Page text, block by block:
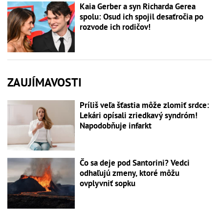
Kaia Gerber a syn Richarda Gerea
spolu: Osud ich spojil desaťročia po
rozvode ich rodičov!
ZAUJÍMAVOSTI
Príliš veľa šťastia môže zlomiť srdce:
Lekári opísali zriedkavý syndróm!
Napodobňuje infarkt
Čo sa deje pod Santorini? Vedci
odhaľujú zmeny, ktoré môžu
ovplyvniť sopku